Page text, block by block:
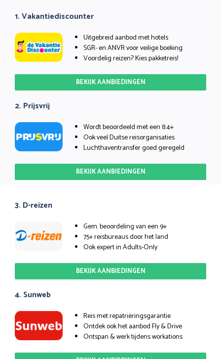
1. Vakantiediscounter
Uitgebreid aanbod met hotels
SGR- en ANVR voor veilige boeking
Voordelig reizen? Kies pakketreis!
BEKIJK AANBIEDINGEN
2. Prijsvrij
Wordt beoordeeld met een 8.4+
Ook veel Duitse reisorganisaties
Luchthaventransfer goed geregeld
BEKIJK AANBIEDINGEN
3. D-reizen
Gem. beoordeling van een 9+
75+ reisbureaus door het land
Ook expert in Adults-Only
BEKIJK AANBIEDINGEN
4. Sunweb
Reis met repatriëringsgarantie
Ontdek ook het aanbod Fly & Drive
Ontspan & werk tijdens workations